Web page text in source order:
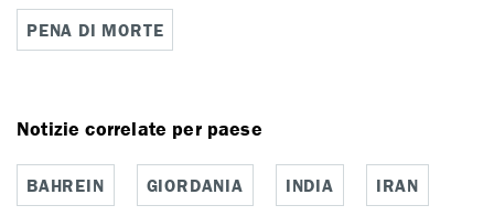
PENA DI MORTE
Notizie correlate per paese
BAHREIN GIORDANIA INDIA IRAN